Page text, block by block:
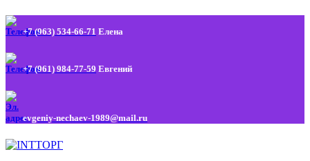
+7 (963) 534-66-71 Елена
+7 (961) 984-77-59 Евгений
evgeniy-nechaev-1989@mail.ru